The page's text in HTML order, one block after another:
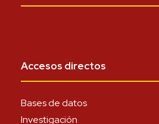
Accesos directos
Bases de datos
Investigación